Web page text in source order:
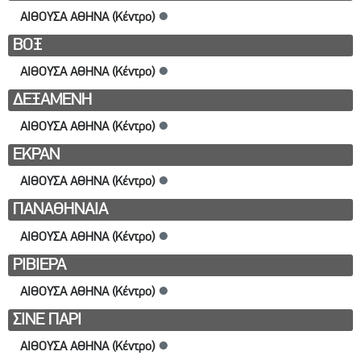
ΑΙΘΟΥΣΑ ΑΘΗΝΑ (Κέντρο) ●
ΒΟΞ
ΑΙΘΟΥΣΑ ΑΘΗΝΑ (Κέντρο) ●
ΔΕΞΑΜΕΝΗ
ΑΙΘΟΥΣΑ ΑΘΗΝΑ (Κέντρο) ●
ΕΚΡΑΝ
ΑΙΘΟΥΣΑ ΑΘΗΝΑ (Κέντρο) ●
ΠΑΝΑΘΗΝΑΙΑ
ΑΙΘΟΥΣΑ ΑΘΗΝΑ (Κέντρο) ●
ΡΙΒΙΕΡΑ
ΑΙΘΟΥΣΑ ΑΘΗΝΑ (Κέντρο) ●
ΣΙΝΕ ΠΑΡΙ
ΑΙΘΟΥΣΑ ΑΘΗΝΑ (Κέντρο) ●